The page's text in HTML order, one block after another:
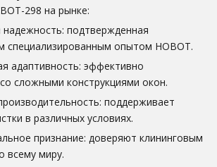
298 на рынке:
надежность: подтвержденная
специализированным опытом HOBOT.
адаптивность: эффективно
сложными конструкциями окон.
поддерживает
в различных условиях.
признание: доверяют клининговым
всему миру.